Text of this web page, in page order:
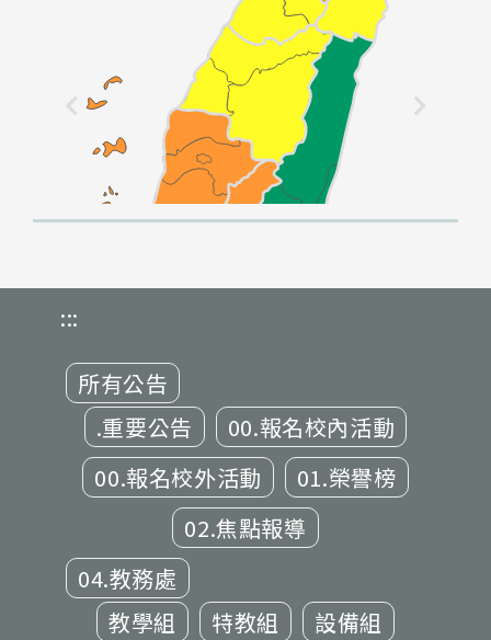
:::
所有公告
.重要公告
00.報名校內活動
00.報名校外活動
01.榮譽榜
02.焦點報導
04.教務處
教學組
特教組
設備組